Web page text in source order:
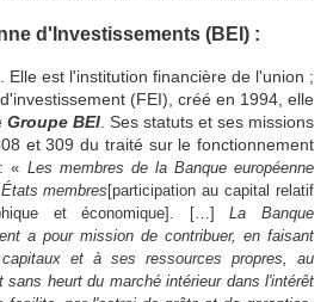
d'Investissements (BEI) :
Elle est l'institution financière de l'union ;
(FEI), créé en 1994, elle
Groupe BEI. Ses statuts et ses missions
et 309 du traité sur le fonctionnement
:« Les membres de la Banque européenne
membres [participation au capital relatif
et économique]. […]
La Banque
a pour mission de contribuer, en faisant
et à ses ressources propres, au
sans heurt du marché intérieur dans l'intérêt